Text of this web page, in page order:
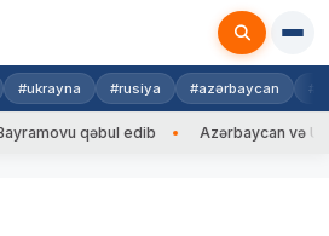
#ukrayna #rusiya #azərbaycan
qəbul edib Azərbaycan və